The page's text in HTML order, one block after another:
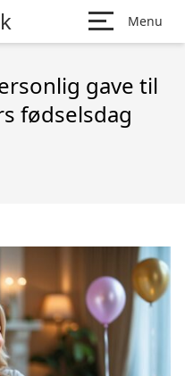
Menu
gave til
fødselsdag